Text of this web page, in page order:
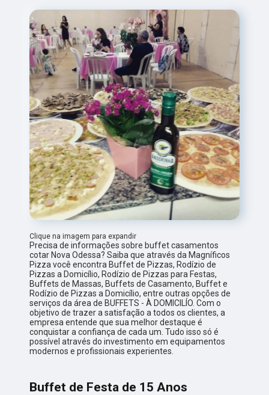
Clique na imagem para expandir
Precisa de informações sobre buffet casamentos
cotar Nova Odessa? Saiba que através da Magníficos
Pizza você encontra Buffet de Pizzas, Rodízio de
Pizzas a Domicílio, Rodízio de Pizzas para Festas,
Buffets de Massas, Buffets de Casamento, Buffet e
Rodízio de Pizzas a Domicílio, entre outras opções de
serviços da área de BUFFETS - À DOMICILÍO. Com o
objetivo de trazer a satisfação a todos os clientes, a
empresa entende que sua melhor destaque é
conquistar a confiança de cada um. Tudo isso só é
possível através do investimento em equipamentos
modernos e profissionais experientes.
Buffet de Festa de 15 Anos